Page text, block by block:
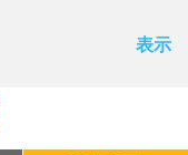
表示